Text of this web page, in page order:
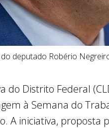
do deputado Robério
do Distrito Federal
à Semana do
A iniciativa,